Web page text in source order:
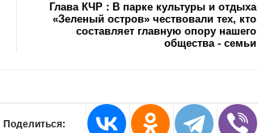
Глава КЧР : В парке культуры и отдыха
«Зеленый остров» чествовали тех, кто
составляет главную опору нашего
общества - семьи
Поделиться: